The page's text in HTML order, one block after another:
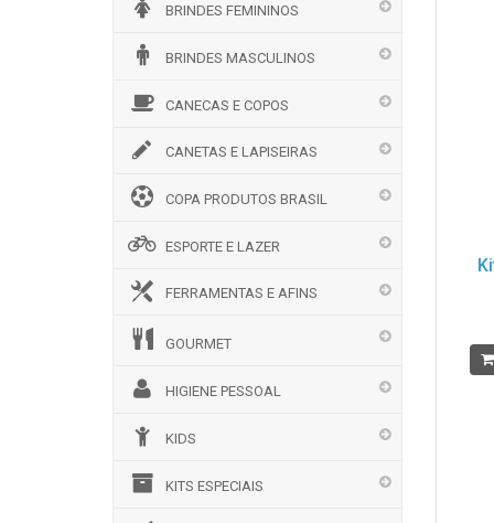
BRINDES FEMININOS
BRINDES MASCULINOS
CANECAS E COPOS
CANETAS E LAPISEIRAS
COPA PRODUTOS BRASIL
ESPORTE E LAZER
FERRAMENTAS E AFINS
GOURMET
HIGIENE PESSOAL
KIDS
KITS ESPECIAIS